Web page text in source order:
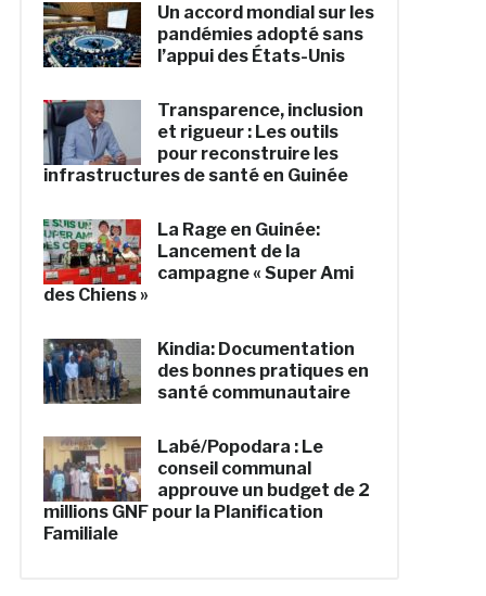
Un accord mondial sur les
pandémies adopté sans
l’appui des États-Unis
Transparence, inclusion
et rigueur : Les outils
pour reconstruire les
infrastructures de santé en Guinée
La Rage en Guinée:
Lancement de la
campagne « Super Ami
des Chiens »
Kindia: Documentation
des bonnes pratiques en
santé communautaire
Labé/Popodara : Le
conseil communal
approuve un budget de 2
millions GNF pour la Planification
Familiale